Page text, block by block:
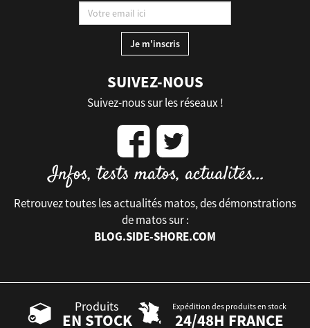
SUIVEZ-NOUS
Suivez-nous sur les réseaux !
Retrouvez toutes les actualités matos, des démonstrations
de matos sur :
BLOG.SIDE-SHORE.COM
Produits
EN STOCK
Expédition des produits en stock
24/48H FRANCE